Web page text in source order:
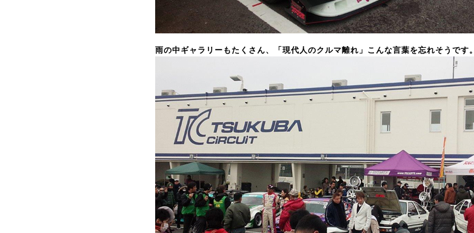
雨の中ギャラリーもたくさん、「現代人のクルマ離れ」こんな言葉を忘れそうです。